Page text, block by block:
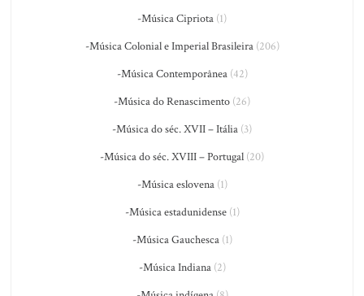
-Música Cipriota (1)
-Música Colonial e Imperial Brasileira(206)
-Música Contemporânea(42)
-Música do Renascimento (26)
-Música do séc. XVII – Itália (3)
-Música do séc. XVIII – Portugal (20)
-Música eslovena(1)
-Música estadunidense(1)
-Música Gauchesca(1)
-Música Indiana(2)